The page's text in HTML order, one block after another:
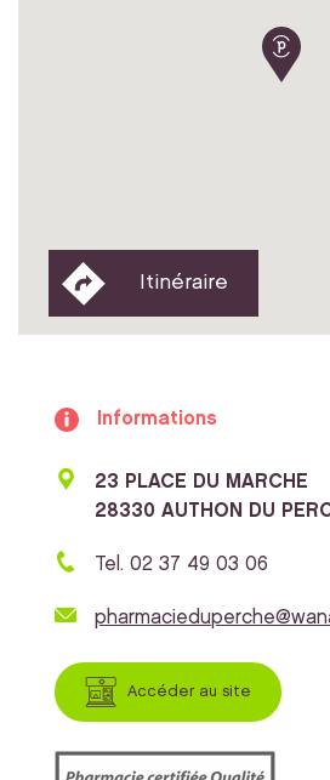
Itinéraire
Informations
23 PLACE DU MARCHE
28330 AUTHON DU
Tel. 02 37 49 03 06
Accéder au site